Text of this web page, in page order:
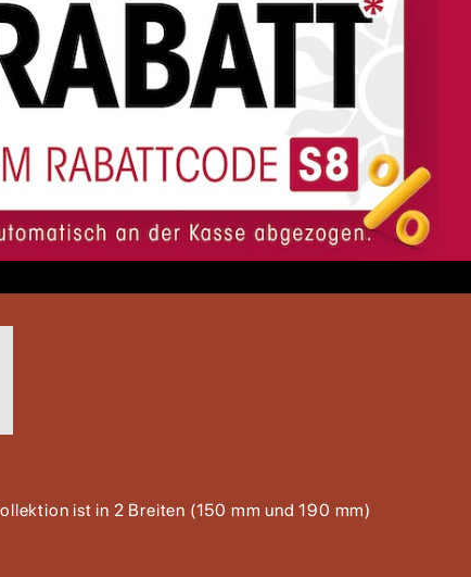
ist in 2 Breiten (150 mm und 190 mm)